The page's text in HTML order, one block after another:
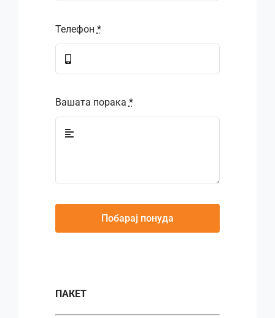
Телефон *
Вашата порака *
Побарај понуда
ПАКЕТ